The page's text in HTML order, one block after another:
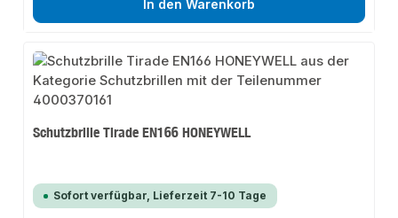
In den Warenkorb
Schutzbrille Tirade EN166 HONEYWELL
Sofort verfügbar, Lieferzeit 7-10 Tage